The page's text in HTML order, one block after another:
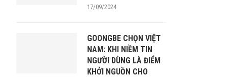
17/09/2024
GOONGBE CHỌN VIỆT
NAM: KHI NIỀM TIN
NGƯỜI DÙNG LÀ ĐIỂM
KHỞI NGUỒN CHO